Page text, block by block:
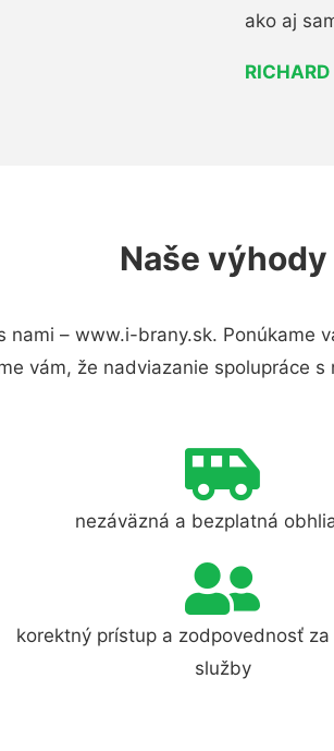
ako aj
RICHARD
Naše výhody
nami – www.i-brany.sk. Ponúkame
vám, že nadviazanie spolupráce
nezáväzná a bezplatná
korektný prístup a zodpovednosť
služby